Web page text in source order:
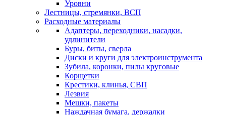
Уровни
Лестницы, стремянки, ВСП
Расходные материалы
Адаптеры, переходники, насадки,
удлинители
Буры, биты, сверла
Диски и круги для электроинструмента
Зубила, коронки, пилы круговые
Корщетки
Крестики, клинья, СВП
Лезвия
Мешки, пакеты
Наждачная бумага, держалки